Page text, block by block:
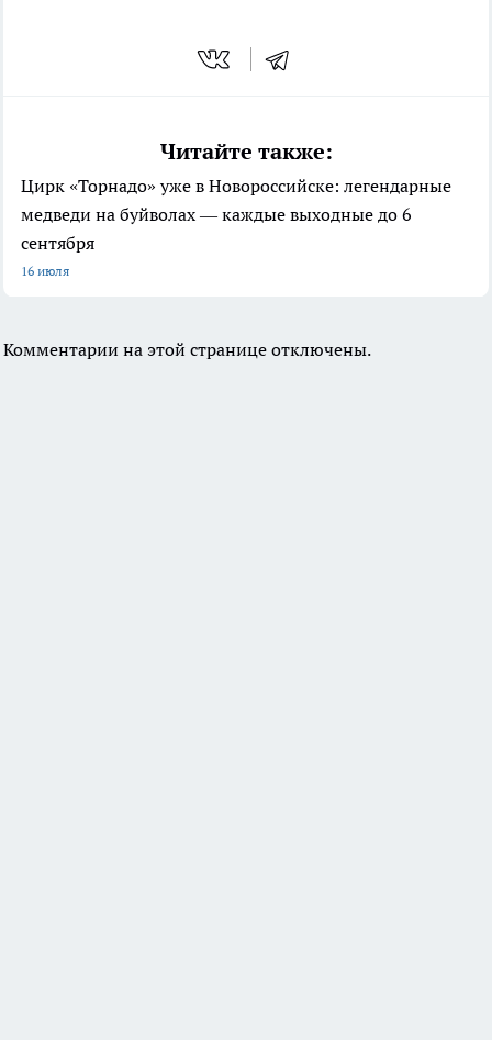
Читайте также:
Цирк «Торнадо» уже в Новороссийске: легендарные
медведи на буйволах — каждые выходные до 6
сентября
16 июля
Комментарии на этой странице отключены.